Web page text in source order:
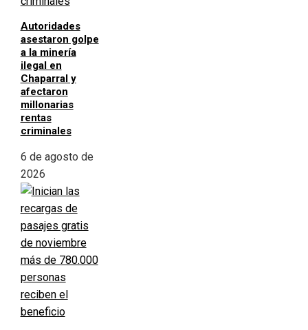
Autoridades
asestaron golpe
a la minería
ilegal en
Chaparral y
afectaron
millonarias
rentas
criminales
6 de agosto de
2026